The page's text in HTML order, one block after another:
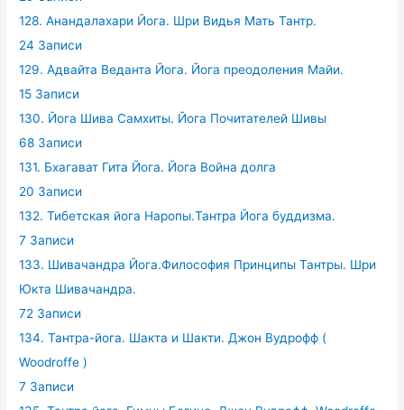
128. Анандалахари Йога. Шри Видья Мать Тантр.
24 Записи
129. Адвайта Веданта Йога. Йога преодоления Майи.
15 Записи
130. Йога Шива Самхиты. Йога Почитателей Шивы
68 Записи
131. Бхагават Гита Йога. Йога Война долга
20 Записи
132. Тибетская йога Наропы.Тантра Йога буддизма.
7 Записи
133. Шивачандра Йога.Философия Принципы Тантры. Шри
Юкта Шивачандра.
72 Записи
134. Тантра-йога. Шакта и Шакти. Джон Вудрофф (
Woodroffe )
7 Записи